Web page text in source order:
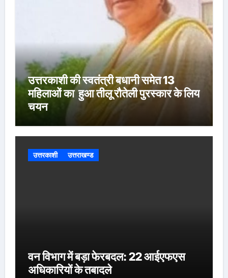
उत्तरकाशी की स्वतंत्री बधानी समेत 13
महिलाओं का हुआ तीलू रौतेली पुरस्कार के लिय
चयन
उत्तरकाशी उत्तराखण्ड
वन विभाग में बड़ा फेरबदल: 22 आईएफएस
अधिकारियों के तबादले